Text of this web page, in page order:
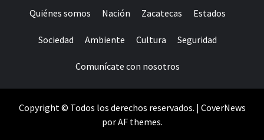
Quiénes somos Nación Zacatecas Estados
Sociedad Ambiente Cultura Seguridad
Comunícate con nosotros
Copyright © Todos los derechos reservados. | CoverNews
por AF themes.